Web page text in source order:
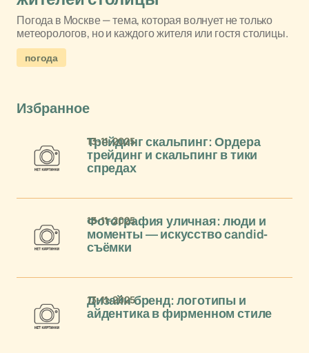
Погода в Москве — тема, которая волнует не только
метеорологов, но и каждого жителя или гостя столицы.
погода
Избранное
Трейдинг скальпинг: Ордера
трейдинг и скальпинг в тики
спредах
13-11-2025
Фотография уличная: люди и
моменты — искусство candid-
съёмки
13-11-2025
Дизайн бренд: логотипы и
айдентика в фирменном стиле
13-11-2025